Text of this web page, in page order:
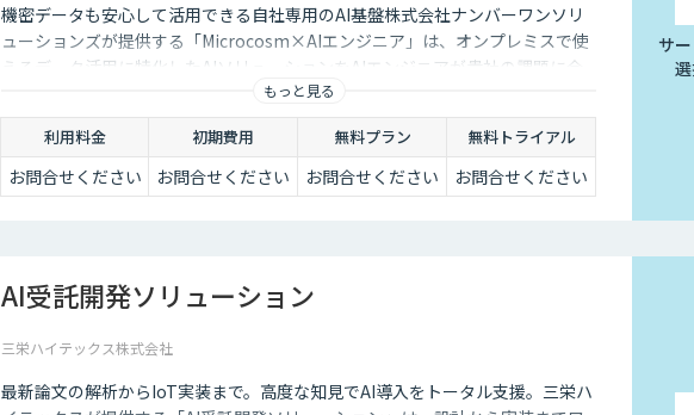
機密データも安心して活用できる自社専用のAI基盤株式会社ナンバーワンソリ
ューションズが提供する「Microcosm×AIエンジニア」は、オンプレミスで使
えるデータ活用に特化したAIソリューションをAIエンジニアが貴社の課題に合
わせてカスタマイズするサービスです。社内に眠るデータを「会社の資産」と
して生まれ変わらせることができます。
もっと見る
利用料金 初期費用 無料プラン 無料トライアル
お問合せください お問合せください お問合せください お問合せください
サ
AI受託開発ソリューション
三栄ハイテックス株式会社
最新論文の解析からIoT実装まで。高度な知見でAI導入をトータル支援。三栄ハ